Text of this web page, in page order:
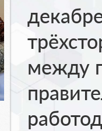
между